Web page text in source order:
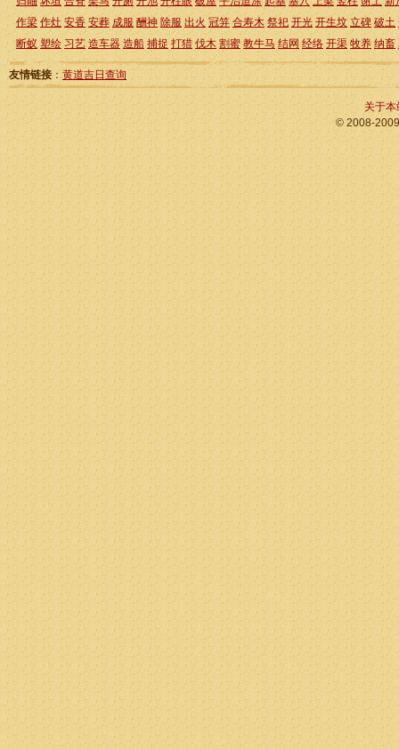
作梁 作灶 安香 安葬 成服 酬神 除服 出火 冠笄 合寿木 祭祀 开光 开生坟 立碑 破土
断蚁 塑绘 习艺 造车器 造船 捕捉 打猎 伐木 割蜜 教牛马 结网 经络 开渠 牧养 纳畜
友情链接：黄道吉日查询
关于本
© 2008-